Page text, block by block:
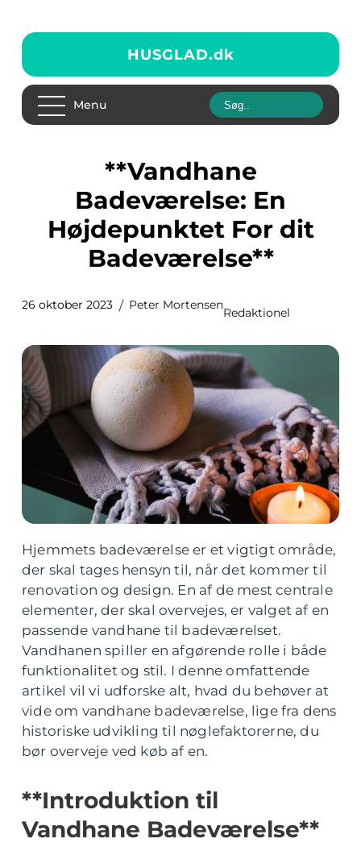
HUSGLAD.dk
Menu
**Vandhane
Badeværelse: En
Højdepunktet For dit
Badeværelse**
26 oktober 2023 Peter Mortensen
Redaktionel
Hjemmets badeværelse er et vigtigt område,
der skal tages hensyn til, når det kommer til
renovation og design. En af de mest centrale
elementer, der skal overvejes, er valget af en
passende vandhane til badeværelset.
Vandhanen spiller en afgørende rolle i både
funktionalitet og stil. I denne omfattende
artikel vil vi udforske alt, hvad du behøver at
vide om vandhane badeværelse, lige fra dens
historiske udvikling til nøglefaktorerne, du
bør overveje ved køb af en.
**Introduktion til
Vandhane Badeværelse**